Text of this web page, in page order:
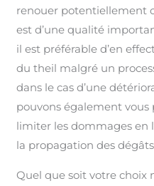
renouer potentiellement
est d’une qualité
il est préférable d’en
du theil malgré un
dans le cas d’une
pouvons également
limiter les dommages en
la propagation des
Quel que soit votre choix